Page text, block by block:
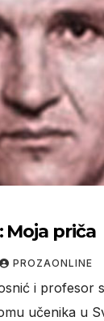
Moja priča
PROZAONLINE
i profesor
učenika u